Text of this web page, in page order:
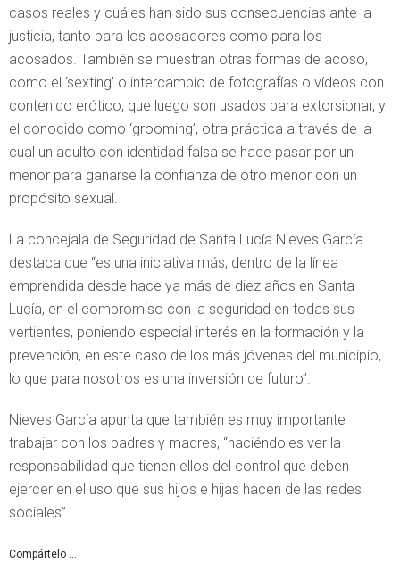
casos reales y cuáles han sido sus consecuencias ante la
justicia, tanto para los acosadores como para los
acosados. También se muestran otras formas de acoso,
como el ‘sexting’ o intercambio de fotografías o vídeos con
contenido erótico, que luego son usados para extorsionar, y
el conocido como ‘grooming’, otra práctica a través de la
cual un adulto con identidad falsa se hace pasar por un
menor para ganarse la confianza de otro menor con un
propósito sexual.
La concejala de Seguridad de Santa Lucía Nieves García
destaca que “es una iniciativa más, dentro de la línea
emprendida desde hace ya más de diez años en Santa
Lucía, en el compromiso con la seguridad en todas sus
vertientes, poniendo especial interés en la formación y la
prevención, en este caso de los más jóvenes del municipio,
lo que para nosotros es una inversión de futuro”.
Nieves García apunta que también es muy importante
trabajar con los padres y madres, “haciéndoles ver la
responsabilidad que tienen ellos del control que deben
ejercer en el uso que sus hijos e hijas hacen de las redes
sociales”.
Compártelo ...